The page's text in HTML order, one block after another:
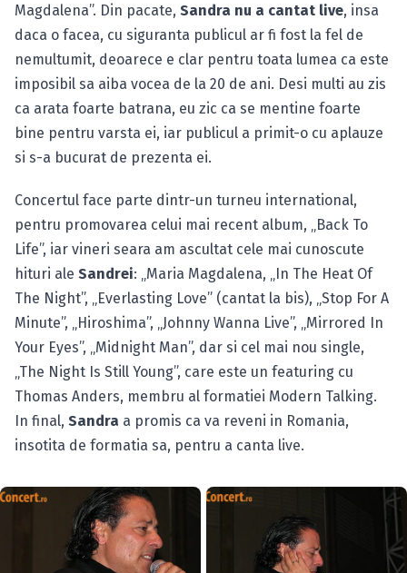
Magdalena”. Din pacate, Sandra nu a cantat live, insa
daca o facea, cu siguranta publicul ar fi fost la fel de
nemultumit, deoarece e clar pentru toata lumea ca este
imposibil sa aiba vocea de la 20 de ani. Desi multi au zis
ca arata foarte batrana, eu zic ca se mentine foarte
bine pentru varsta ei, iar publicul a primit-o cu aplauze
si s-a bucurat de prezenta ei.
Concertul face parte dintr-un turneu international,
pentru promovarea celui mai recent album, „Back To
Life”, iar vineri seara am ascultat cele mai cunoscute
hituri ale Sandrei: „Maria Magdalena, „In The Heat Of
The Night”, „Everlasting Love” (cantat la bis), „Stop For A
Minute”, „Hiroshima”, „Johnny Wanna Live”, „Mirrored In
Your Eyes”, „Midnight Man”, dar si cel mai nou single,
„The Night Is Still Young”, care este un featuring cu
Thomas Anders, membru al formatiei Modern Talking.
In final, Sandra a promis ca va reveni in Romania,
insotita de formatia sa, pentru a canta live.